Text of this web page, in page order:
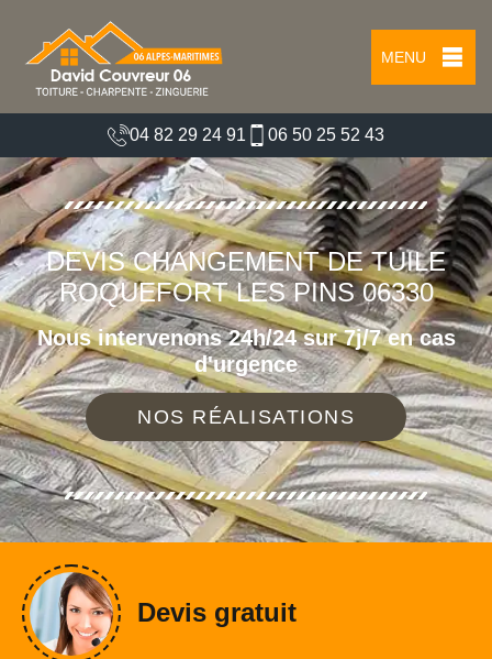
MENU
04 82 29 24 91 06 50 25 52 43
DEVIS CHANGEMENT DE TUILE
ROQUEFORT LES PINS 06330
Nous intervenons 24h/24 sur 7j/7 en cas
d'urgence
NOS RÉALISATIONS
Devis gratuit